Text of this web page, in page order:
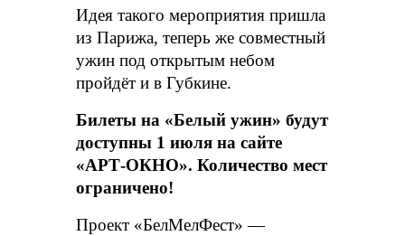
Идея такого мероприятия пришла
из Парижа, теперь же совместный
ужин под открытым небом
пройдёт и в Губкине.
Билеты на «Белый ужин» будут
доступны 1 июля на сайте
«АРТ-ОКНО». Количество мест
ограничено!
Проект «БелМелФест» —